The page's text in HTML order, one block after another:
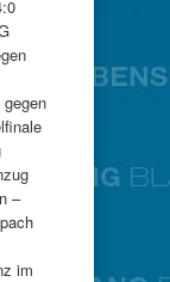
–
im